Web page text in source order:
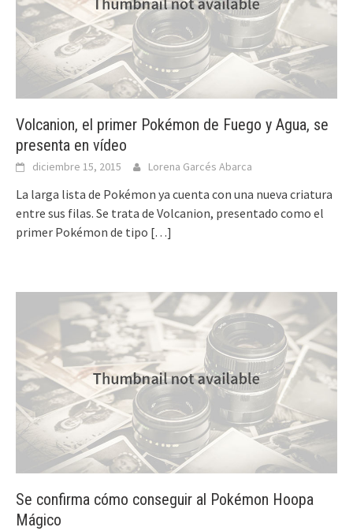
Volcanion, el primer Pokémon de Fuego y Agua, se
presenta en vídeo
diciembre 15, 2015 Lorena Garcés Abarca
La larga lista de Pokémon ya cuenta con una nueva criatura
entre sus filas. Se trata de Volcanion, presentado como el
primer Pokémon de tipo […]
Se confirma cómo conseguir al Pokémon Hoopa
Mágico